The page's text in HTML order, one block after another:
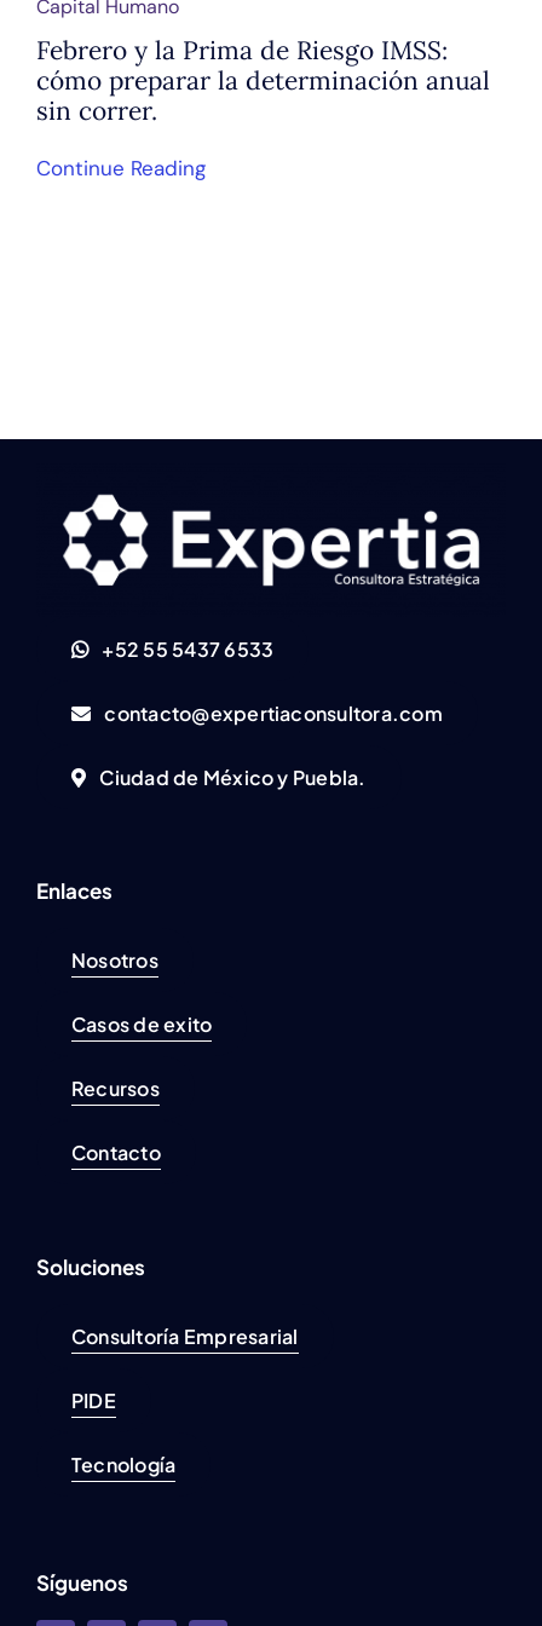
Capital Humano
Febrero y la Prima de Riesgo IMSS:
cómo preparar la determinación anual
sin correr.
Continue Reading
+52 55 5437 6533
contacto@expertiaconsultora.com
Ciudad de México y Puebla.
Enlaces
Nosotros
Casos de exito
Recursos
Contacto
Soluciones
Consultoría Empresarial
PIDE
Tecnología
Síguenos